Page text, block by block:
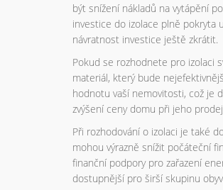
být snížení nákladů na vytápění
investice do izolace plně pokryta
návratnost investice ještě zkrátit.
Pokud se rozhodnete pro izolaci
materiál, který bude
hodnotu vaší nemovitosti, což je
zvýšení ceny domu při jeho
Při rozhodování o izolaci je také
mohou výrazně snížit počáteční
finanční podpory pro zařazení
dostupnější pro širší skupinu